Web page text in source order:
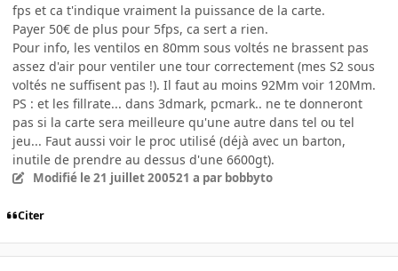
fps et ca t'indique vraiment la puissance de la carte.
Payer 50€ de plus pour 5fps, ca sert a rien.
Pour info, les ventilos en 80mm sous voltés ne brassent pas
assez d'air pour ventiler une tour correctement (mes S2 sous
voltés ne suffisent pas !). Il faut au moins 92Mm voir 120Mm.
PS : et les fillrate... dans 3dmark, pcmark.. ne te donneront
pas si la carte sera meilleure qu'une autre dans tel ou tel
jeu... Faut aussi voir le proc utilisé (déjà avec un barton,
inutile de prendre au dessus d'une 6600gt).
Modifié le 21 juillet 200521 a par bobbyto
Citer